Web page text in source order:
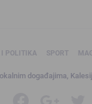
I POLITIKA SPORT
događajima,